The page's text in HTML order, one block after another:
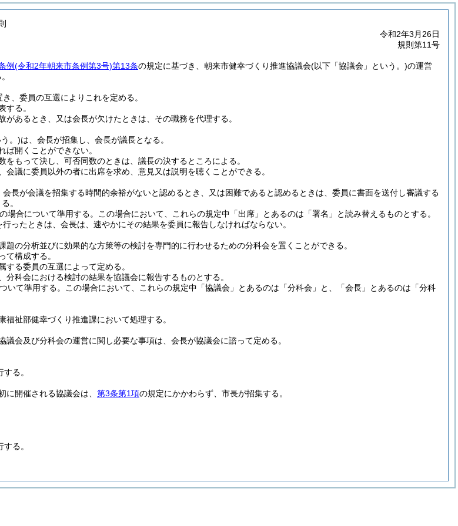
令和2年3月26日
規則第11号
例(令和2年朝来市条例第3号)第13条の規定に基づき、朝来市健幸づくり推進協議会(以下「協議会」という。)の運営
、委員の互選によりこれを定める。
する。
あるとき、又は会長が欠けたときは、その職務を代理する。
。)は、会長が招集し、会長が議長となる。
ば開くことができない。
もって決し、可否同数のときは、議長の決するところによる。
会議に委員以外の者に出席を求め、意見又は説明を聴くことができる。
長が会議を招集する時間的余裕がないと認めるとき、又は困難であると認めるときは、委員に書面を送付し審議する
。
の場合について準用する。
この場合において、これらの規定中「出席」とあるのは「署名」と読み替えるものとする。
ったときは、会長は、速やかにその結果を委員に報告しなければならない。
題の分析並びに効果的な方策等の検討を専門的に行わせるための分科会を置くことができる。
て構成する。
る委員の互選によって定める。
科会における検討の結果を協議会に報告するものとする。
いて準用する。
この場合において、これらの規定中「協議会」とあるのは「分科会」と、「会長」とあるのは「分科
福祉部健幸づくり推進課において処理する。
議会及び分科会の運営に関し必要な事項は、会長が協議会に諮って定める。
る。
に開催される協議会は、 第3条第1項の規定にかかわらず、市長が招集する。
る。